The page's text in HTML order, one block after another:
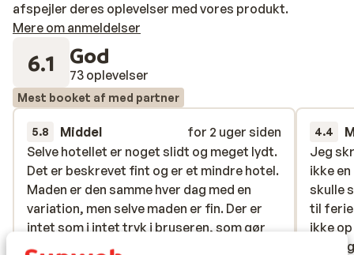
afspejler deres oplevelser med vores produkt.
Mere om anmeldelser
6.1 God
73 oplevelser
Mest booket af med partner
5.8 Middel
for 2 uger siden
Selve hotellet er noget slidt og meget lydt.
Det er beskrevet fint og er et mindre hotel.
Maden er den samme hver dag med en
variation, men selve maden er fin. Der er
intet som i intet tryk i bruseren, som gør
det umuligt at vaske et langt hår. Der kunne
Selve hotellet er noget slidt og meget lydt.
Det er beskrevet fint og er et mindre hotel.
Maden er den samme hver dag med en
variation, men selve maden er fin. Der er
intet som i intet tryk i bruseren, som gør
det umuligt at vaske et langt hår. Der
4.4
Jeg
ikke
skulle
til
ikke
skabt
Jeg
ikke
skulle
til
ikke
skabt